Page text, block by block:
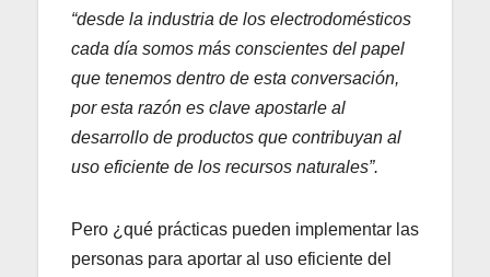
“desde la industria de los electrodomésticos
cada día somos más conscientes del papel
que tenemos dentro de esta conversación,
por esta razón es clave apostarle al
desarrollo de productos que contribuyan al
uso eficiente de los recursos naturales”.
Pero ¿qué prácticas pueden implementar las
personas para aportar al uso eficiente del